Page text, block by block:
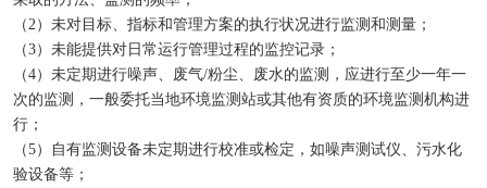
（2）未对目标、指标和管理方案的执行状况进行监测和测量；
（3）未能提供对日常运行管理过程的监控记录；
（4）未定期进行噪声、废气/粉尘、废水的监测，应进行至少一年一
次的监测，一般委托当地环境监测站或其他有资质的环境监测机构进
行；
（5）自有监测设备未定期进行校准或检定，如噪声测试仪、污水化
验设备等；